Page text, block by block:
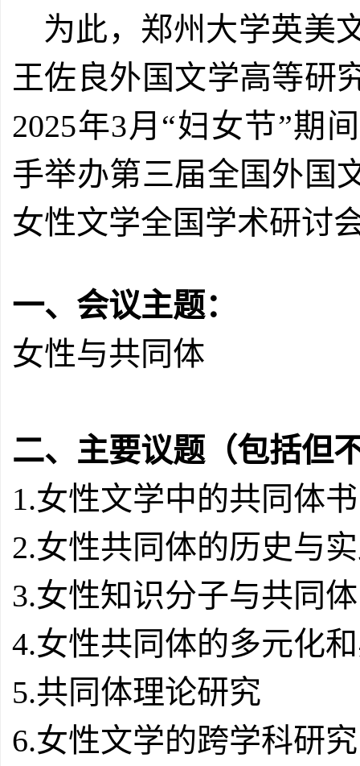
为此，郑州大学英美
王佐良外国文学高等研
2025年3月“妇女节”期
手举办第三届全国外国
女性文学全国学术研讨
一、会议主题：
女性与共同体
二、主要议题（包括但
1.女性文学中的共同体
2.女性共同体的历史与
3.女性知识分子与共同体
4.女性共同体的多元化
5.共同体理论研究
6.女性文学的跨学科研究